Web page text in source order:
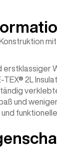
erstklassiger
TEX® 2L
und